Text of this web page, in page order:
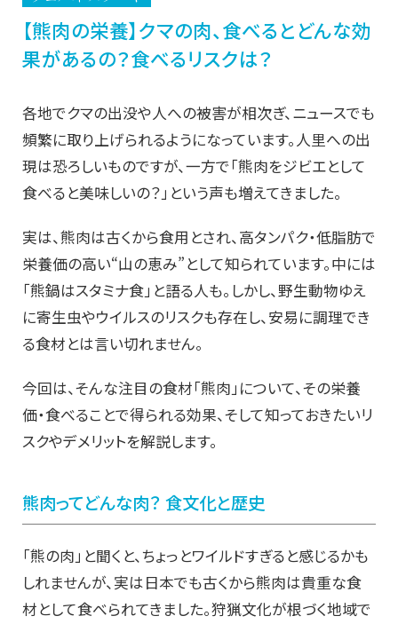
【熊肉の栄養】クマの肉、食べるとどんな効
果があるの？食べるリスクは？
各地でクマの出没や人への被害が相次ぎ、ニュースでも
頻繁に取り上げられるようになっています。人里への出
現は恐ろしいものですが、一方で「熊肉をジビエとして
食べると美味しいの？」という声も増えてきました。
実は、熊肉は古くから食用とされ、高タンパク・低脂肪で
栄養価の高い“山の恵み”として知られています。中には
「熊鍋はスタミナ食」と語る人も。しかし、野生動物ゆえ
に寄生虫やウイルスのリスクも存在し、安易に調理でき
る食材とは言い切れません。
今回は、そんな注目の食材「熊肉」について、その栄養
価・食べることで得られる効果、そして知っておきたいリ
スクやデメリットを解説します。
熊肉ってどんな肉？ 食文化と歴史
「熊の肉」と聞くと、ちょっとワイルドすぎると感じるかも
しれませんが、実は日本でも古くから熊肉は貴重な食
材として食べられてきました。狩猟文化が根づく地域で